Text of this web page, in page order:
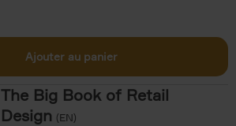
Ajouter au panier
The Big Book of Retail
Design (EN)